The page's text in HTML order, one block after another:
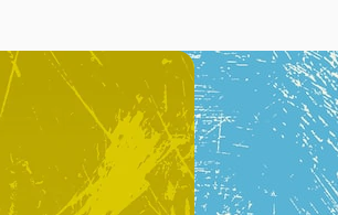
프로덕트
Spaces
시작하기
Academy